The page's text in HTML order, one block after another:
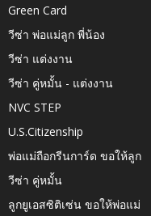
Green Card
วีซ่า พ่อแม่ลูก พี่น้อง
วีซ่า แต่งงาน
วีซ่า คู่หมั้น - แต่งงาน
NVC STEP
U.S.Citizenship
พ่อแม่ถือกรีนการ์ด ขอให้ลูก
วีซ่า คู่หมั้น
ลูกยูเอสซิติเซ่น ขอให้พ่อแม่